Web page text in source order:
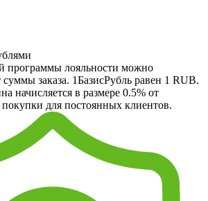
программы лояльности можно
суммы заказа. 1БазисРубль равен 1 RUB.
начисляется в размере 0.5% от
для постоянных клиентов.